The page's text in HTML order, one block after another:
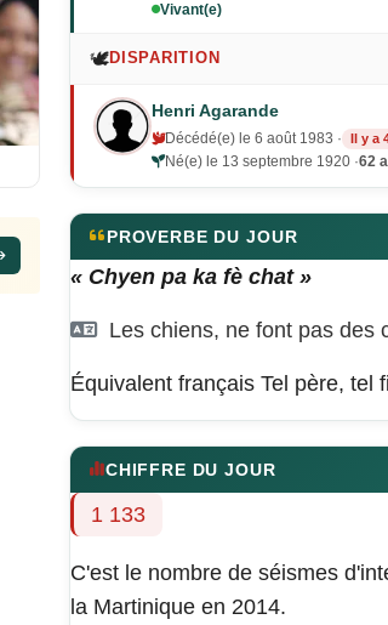
Vivant(e)
🕊️DISPARITION
Henri Agarande
Décédé(e) le 6 août 1983 · Il y a
Né(e) le 13 septembre 1920 ·62
PROVERBE DU JOUR
« Chyen pa ka fè chat »
Les chiens, ne font pas des
Équivalent français Tel père, tel
CHIFFRE DU JOUR
1 133
C'est le nombre de séismes
la Martinique en 2014.